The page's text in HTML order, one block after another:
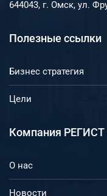
644043, г. Омск, ул.
Полезные ссылки
Бизнес стратегия
Цели
Компания РЕГИСТ
О нас
Новости